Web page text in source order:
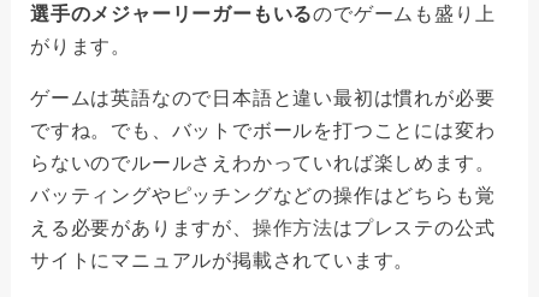
選手のメジャーリーガーもいるのでゲームも盛り上
がります。
ゲームは英語なので日本語と違い最初は慣れが必要
ですね。でも、バットでボールを打つことには変わ
らないのでルールさえわかっていれば楽しめます。
バッティングやピッチングなどの操作はどちらも覚
える必要がありますが、 操作方法はプレステの公式
サイトにマニュアルが掲載されています。